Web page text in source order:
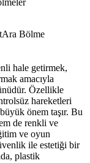
Ara Bölme
hale getirmek,
amacıyla
Özellikle
hareketleri
önem taşır. Bu
de renkli ve
ve oyun
ile estetiği bir
plastik